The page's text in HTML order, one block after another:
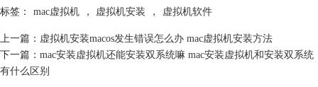
标签： mac虚拟机 ， 虚拟机安装 ， 虚拟机软件
上一篇： 虚拟机安装macos发生错误怎么办 mac虚拟机安装方法
下一篇： mac安装虚拟机还能安装双系统嘛 mac安装虚拟机和安装双系统
有什么区别